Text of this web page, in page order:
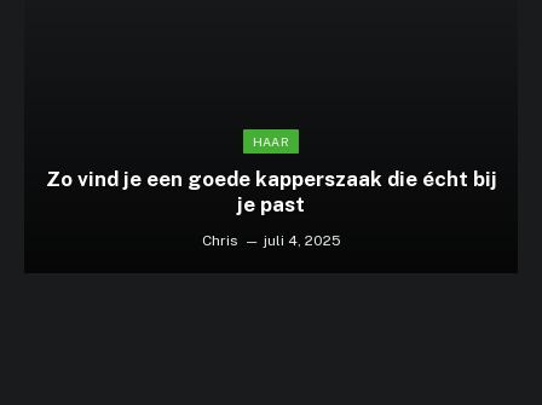
HAAR
Zo vind je een goede kapperszaak die écht bij
je past
Chris juli 4, 2025